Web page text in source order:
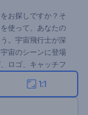
お探しですか？そ
使って、あなたの
。宇宙飛行士が深
宙のシーンに登場
ロゴ、キャッチフ
ンタリーのイント
ド、ミステリアス
1:1